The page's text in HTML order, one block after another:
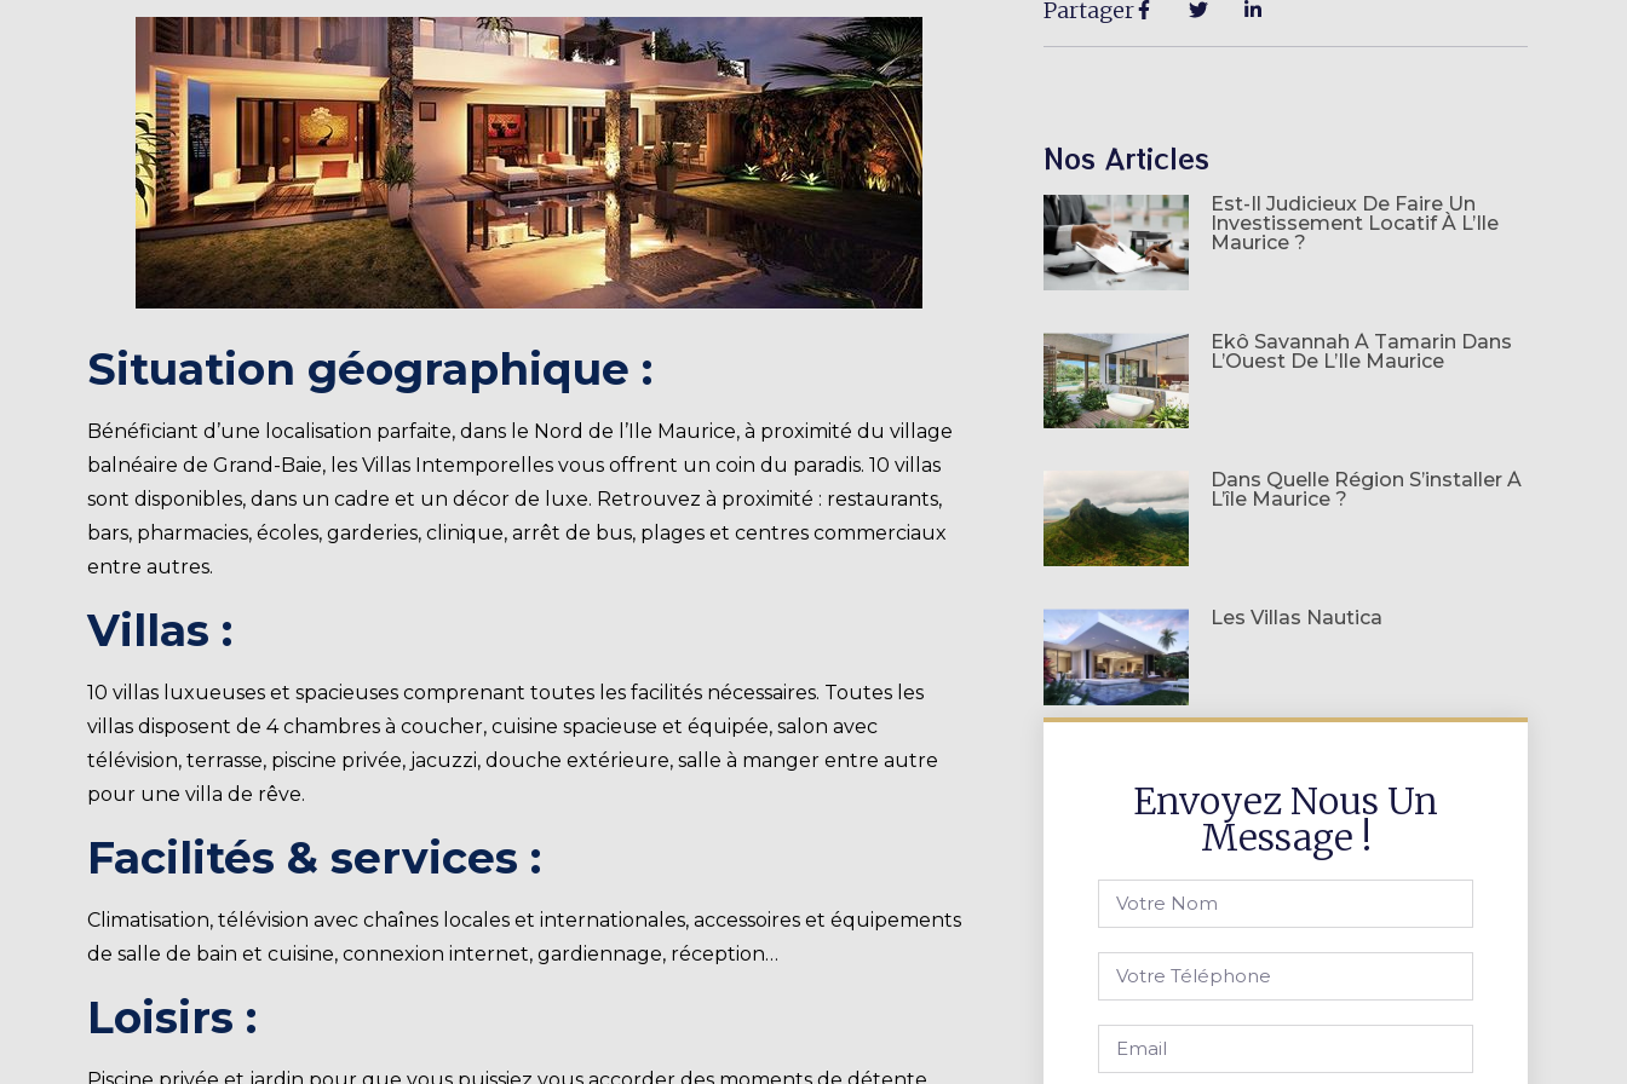
Situation géographique :
Bénéficiant d’une localisation parfaite, dans le Nord de l’Ile Maurice, à proximité du village
balnéaire de Grand-Baie, les Villas Intemporelles vous offrent un coin du paradis. 10 villas
sont disponibles, dans un cadre et un décor de luxe. Retrouvez à proximité : restaurants,
bars, pharmacies, écoles, garderies, clinique, arrêt de bus, plages et centres commerciaux
entre autres.
Villas :
10 villas luxueuses et spacieuses comprenant toutes les facilités nécessaires. Toutes les
villas disposent de 4 chambres à coucher, cuisine spacieuse et équipée, salon avec
télévision, terrasse, piscine privée, jacuzzi, douche extérieure, salle à manger entre autre
pour une villa de rêve.
Facilités & services :
Climatisation, télévision avec chaînes locales et internationales, accessoires et équipements
de salle de bain et cuisine, connexion internet, gardiennage, réception…
Loisirs :
Partager
Nos Articles
Est-Il Judicieux De Faire Un
Investissement Locatif À L’Ile
Maurice ?
Ekô Savannah À Tamarin Dans
L’Ouest De L’Ile Maurice
Dans Quelle Région S’installer À
L’île Maurice ?
Les Villas Nautica
Envoyez Nous Un
Message !